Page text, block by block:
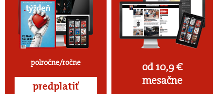
polročne/ročne
predplatiť
od 10,9 €
mesačne